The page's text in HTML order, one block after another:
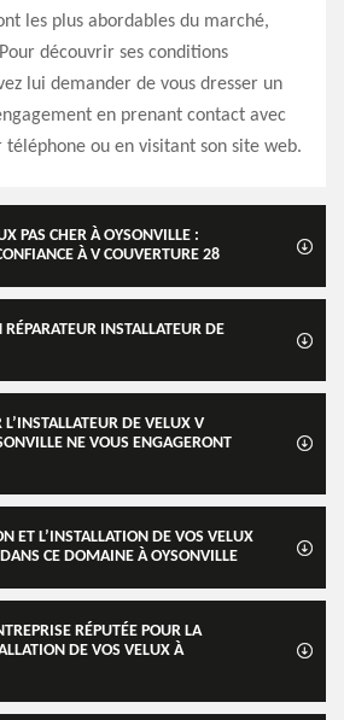
les plus abordables du marché,
découvrir ses conditions
lui demander de vous dresser un
en prenant contact avec
téléphone ou en visitant son site web.
PAS CHER À OYSONVILLE :
À V COUVERTURE 28
INSTALLATEUR DE
DE VELUX V
NE VOUS ENGAGERONT
ET L’INSTALLATION DE VOS VELUX
CE DOMAINE À OYSONVILLE
RÉPUTÉE POUR LA
DE VOS VELUX À